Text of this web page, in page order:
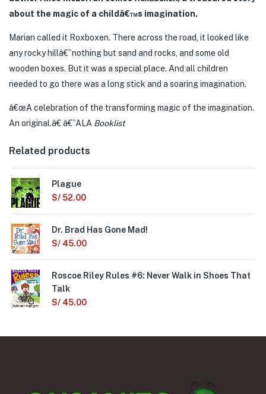
about the magic of a childâ€™s imagination.
Marian called it Roxboxen. There across the road, it looked like
any rocky hillâ€”nothing but sand and rocks, and some old
wooden boxes. But it was a special place. And all children
needed to go there was a long stick and a soaring imagination.
â€œA celebration of the transforming magic of the imagination.
An original.â€ â€”ALA Booklist
Related products
Plague
S/ 52.00
Dr. Brad Has Gone Mad!
S/ 45.00
Roscoe Riley Rules #6: Never Walk in Shoes That
Talk
S/ 45.00